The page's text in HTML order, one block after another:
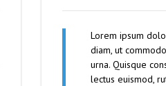
Lorem ipsum
diam, ut
urna. Quisque
lectus euismod,